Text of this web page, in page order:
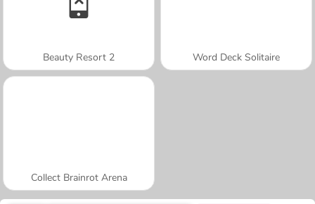
Beauty Resort 2 Word Deck Solitaire
Collect Brainrot Arena